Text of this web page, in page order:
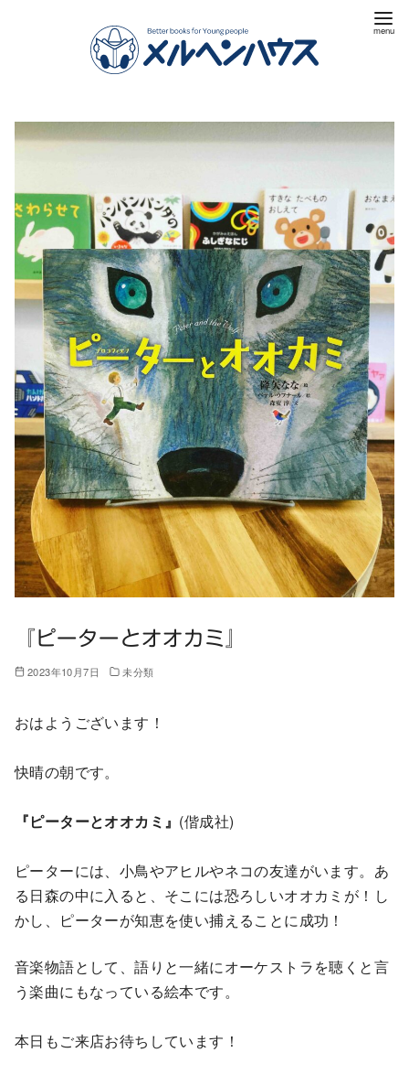
『ピーターとオオカミ』
2023年10月7日 未分類
おはようございます！
快晴の朝です。
『ピーターとオオカミ』 (偕成社)
ピーターには、小鳥やアヒルやネコの友達がいます。あ
る日森の中に入ると、そこには恐ろしいオオカミが！し
かし、ピーターが知恵を使い捕えることに成功！
音楽物語として、語りと一緒にオーケストラを聴くと言
う楽曲にもなっている絵本です。
本日もご来店お待ちしています！